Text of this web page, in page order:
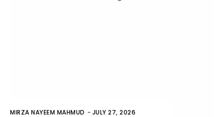
MIRZA NAYEEM MAHMUD - JULY 27, 2026